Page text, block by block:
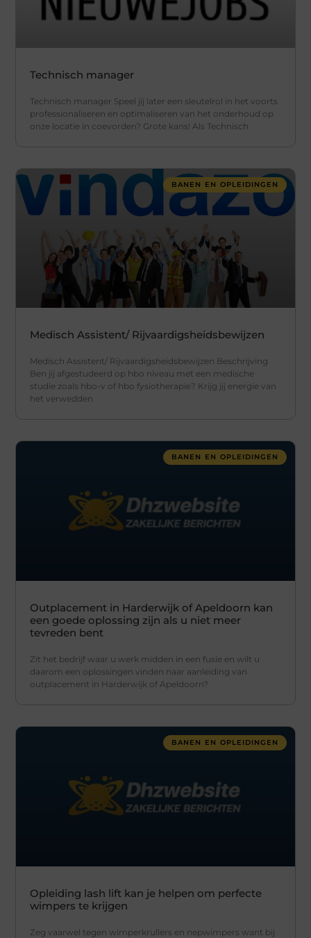
Technisch manager
Technisch manager Speel jij later een sleutelrol in het voorts
professionaliseren en optimaliseren van het onderhoud op
onze locatie in coevorden? Grote kans! Als Technisch
BANEN EN OPLEIDINGEN
Medisch Assistent/ Rijvaardigsheidsbewijzen
Medisch Assistent/ Rijvaardigsheidsbewijzen Beschrijving
Ben jij afgestudeerd op hbo niveau met een medische
studie zoals hbo-v of hbo fysiotherapie? Krijg jij energie van
het verwedden
BANEN EN OPLEIDINGEN
Outplacement in Harderwijk of Apeldoorn kan
een goede oplossing zijn als u niet meer
tevreden bent
Zit het bedrijf waar u werk midden in een fusie en wilt u
daarom een oplossingen vinden naar aanleiding van
outplacement in Harderwijk of Apeldoorn?
BANEN EN OPLEIDINGEN
Opleiding lash lift kan je helpen om perfecte
wimpers te krijgen
Zeg vaarwel tegen wimperkrullers en nepwimpers want bij